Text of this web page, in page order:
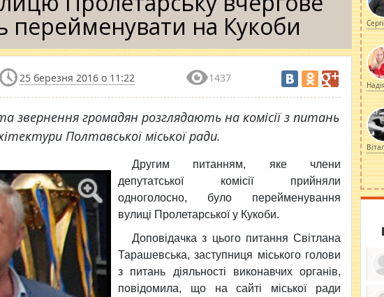
перейменувати на Кукоби
25 березня 2016 о 11:22 1437
звернення громадян розглядають на комісії з питань
Полтавської міської ради.
Другим питанням, яке члени
депутатської комісії прийняли
одноголосно, було перейменування
вулиці Пролетарської у Кукоби.
Доповідачка з цього питання Світлана
Тарашевська, заступниця міського голови
з питань діяльності виконавчих органів,
повідомила, що на сайті міської ради